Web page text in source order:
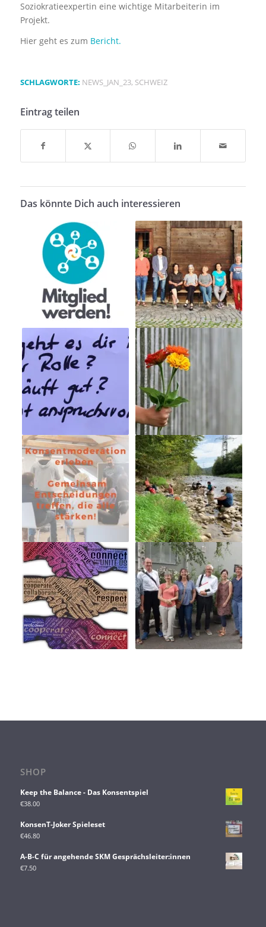
Soziokratieexpertin eine wichtige Mitarbeiterin im
Projekt.
Hier geht es zum Bericht.
SCHLAGWORTE: NEWS_JAN_23, SCHWEIZ
Eintrag teilen
Das könnte Dich auch interessieren
SHOP
Keep the Balance - Das Konsentspiel
€38.00
KonsenT-Joker Spieleset
€46.80
A-B-C für angehende SKM Gesprächsleiter:innen
€7.50